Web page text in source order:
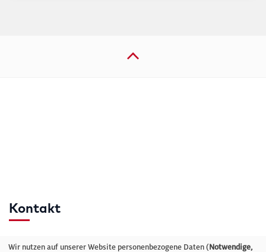
Kontakt
Telefon: +49 (0)711 2585563-0
Wir nutzen auf unserer Website personenbezogene Daten (Notwendige,